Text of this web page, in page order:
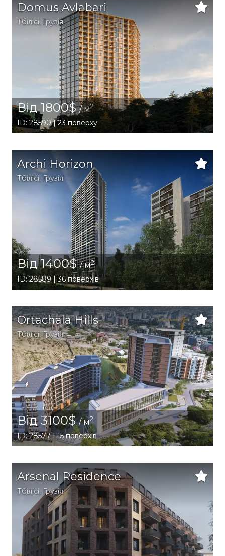
Domus Avlabari
Тбілісі, Грузія
Від 1800$/ м2
ID: 28590 | 23 поверху
Archi Horizon
Тбілісі, Грузія
Від 1400$/ м2
ID: 28589 | 36 поверхів
Ortachala Hills
Тбілісі,Грузія
Від 3100$/ м2
ID: 28577 | 15 поверхів
Arsenal Residence
Тбілісі, Грузія